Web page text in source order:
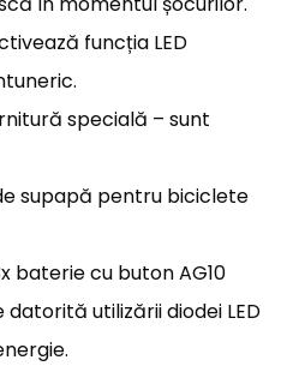
funcția LED
specială – sunt
supapă pentru biciclete
baterie cu buton AG10
utilizării diodei LED